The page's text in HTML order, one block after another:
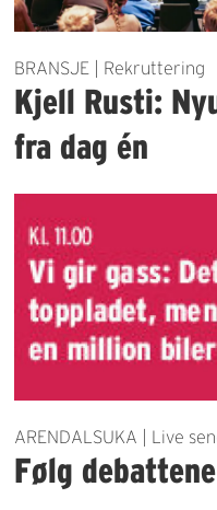
BRANSJE | Rekruttering
Kjell Rusti:
fra dag én
ARENDALSUKA | Live
Følg